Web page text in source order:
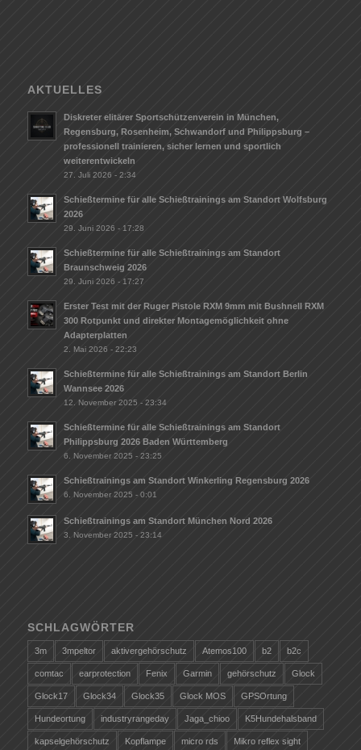
AKTUELLES
Diskreter elitärer Sportschützenverein in München,
Regensburg, Rosenheim, Schwandorf und Philippsburg –
professionell trainieren, sicher lernen und sportlich
weiterentwickeln
27. Juli 2026 - 2:34
Schießtermine für alle Schießtrainings am Standort Wolfsburg
2026
29. Juni 2026 - 17:28
Schießtermine für alle Schießtrainings am Standort
Braunschweig 2026
29. Juni 2026 - 17:27
Erster Test mit der Ruger Pistole RXM 9mm mit Bushnell RXM
300 Rotpunkt und direkter Montagemöglichkeit ohne
Adapterplatten
2. Mai 2026 - 22:23
Schießtermine für alle Schießtrainings am Standort Berlin
Wannsee 2026
12. November 2025 - 23:34
Schießtermine für alle Schießtrainings am Standort
Philippsburg 2026 Baden Württemberg
6. November 2025 - 23:25
Schießtrainings am Standort Winkerling Regensburg 2026
6. November 2025 - 0:01
Schießtrainings am Standort München Nord 2026
3. November 2025 - 23:14
SCHLAGWÖRTER
3m 3mpeltor aktivergehörschutz Atemos100 b2 b2c
comtac earprotection Fenix Garmin gehörschutz Glock
Glock17 Glock34 Glock35 Glock MOS GPSOrtung
Hundeortung industryrangeday Jaga_chioo K5Hundehalsband
kapselgehörschutz Kopflampe micro rds Mikro reflex sight